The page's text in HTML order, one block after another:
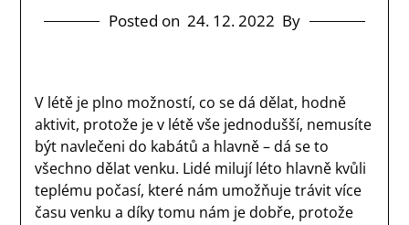
Posted on 24. 12. 2022 By
V létě je plno možností, co se dá dělat, hodně
aktivit, protože je v létě vše jednodušší, nemusíte
být navlečeni do kabátů a hlavně – dá se to
všechno dělat venku. Lidé milují léto hlavně kvůli
teplému počasí, které nám umožňuje trávit více
času venku a díky tomu nám je dobře, protože